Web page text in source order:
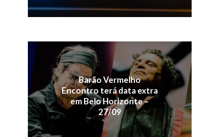
Barão Vermelho
Encontro terá data extra
em Belo Horizonte –
27/09